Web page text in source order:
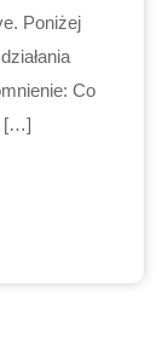
Poniżej
Co
[…]